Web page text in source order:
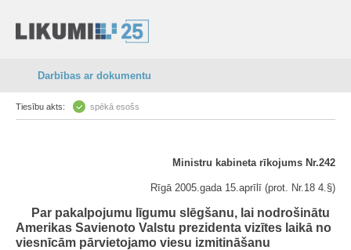
Darbības ar dokumentu
Tiesību akts: spēkā esošs
Ministru kabineta rīkojums Nr.242
Rīgā 2005.gada 15.aprīlī (prot. Nr.18 4.§)
Par pakalpojumu līgumu slēgšanu, lai nodrošinātu
Amerikas Savienoto Valstu prezidenta vizītes laikā no
viesnīcām pārvietojamo viesu izmitināšanu